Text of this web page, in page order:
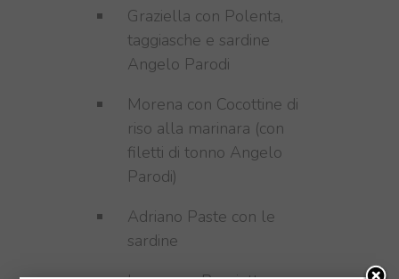
Graziella con Polenta,
taggiasche e sardine
Angelo Parodi
Morena con Cocottine di
riso alla marinara (con
filetti di tonno Angelo
Parodi)
Adriano Paste con le
sardine